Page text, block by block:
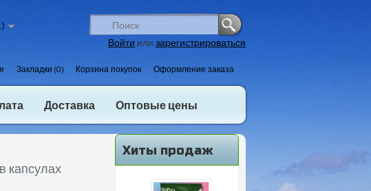
Войти или зарегистрироваться
Закладки (0) Корзина покупок Оформление заказа
Доставка Оптовые цены
Хиты продаж
капсулах